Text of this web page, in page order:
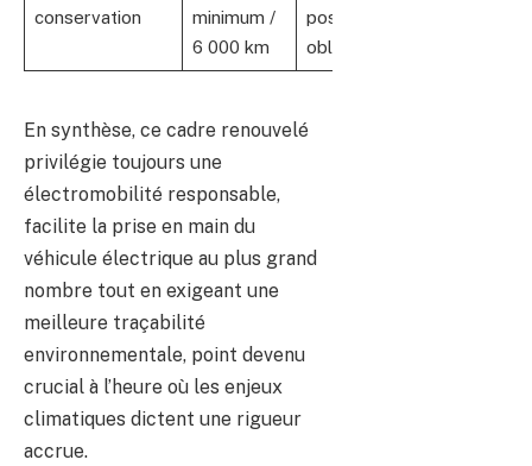
conservation
minimum /
6 000 km
post-achat
obligatoire
En synthèse, ce cadre renouvelé
privilégie toujours une
électromobilité responsable,
facilite la prise en main du
véhicule électrique au plus grand
nombre tout en exigeant une
meilleure traçabilité
environnementale, point devenu
crucial à l’heure où les enjeux
climatiques dictent une rigueur
accrue.